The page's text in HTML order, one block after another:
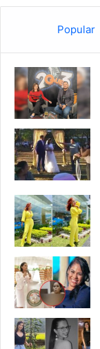
Popular